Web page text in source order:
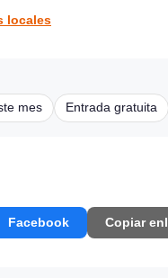
locales
mes Entrada gratuita
Facebook Copiar